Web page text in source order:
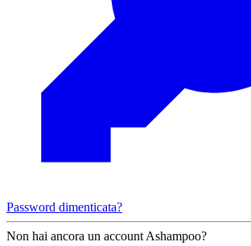
Password dimenticata?
Non hai ancora un account Ashampoo?